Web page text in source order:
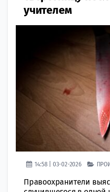
учителем
14:58 | 03-02-2026
Правоохранители